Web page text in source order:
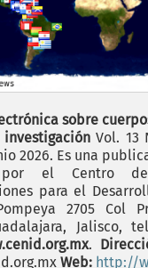
sobre
Vol. 13
2026. Es una
por el Centro
para el
2705 Col
Jalisco,
.
Web: http://